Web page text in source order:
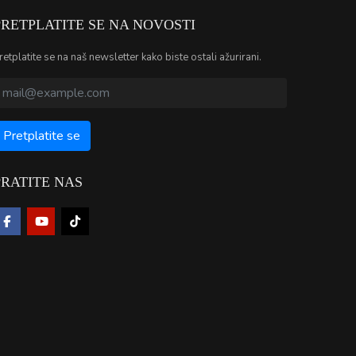
SE NA NOVOSTI
se na naš newsletter kako biste ostali ažurirani.
NAS